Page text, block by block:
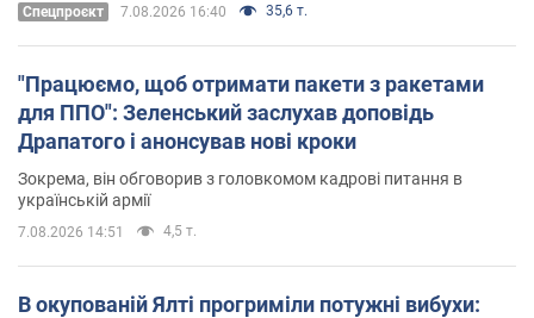
Cпецпроєкт 7.08.2026 16:40 35,6 т.
"Працюємо, щоб отримати пакети з ракетами
для ППО": Зеленський заслухав доповідь
Драпатого і анонсував нові кроки
Зокрема, він обговорив з головкомом кадрові питання в
українській армії
7.08.2026 14:51 4,5 т.
В окупованій Ялті прогриміли потужні вибухи: